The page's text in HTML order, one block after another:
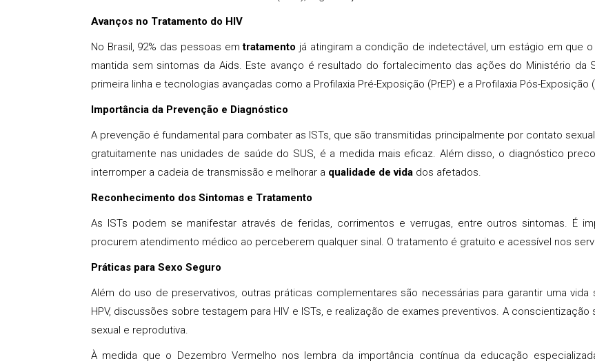
Avanços no Tratamento do HIV
No Brasil, 92% das pessoas emtratamento já atingiram a condição de indetectável, um estágio em que
mantida sem sintomas da Aids. Este avanço é resultado do fortalecimento das ações do Ministério da
primeira linha e tecnologias avançadas como a Profilaxia Pré-Exposição (PrEP) e a Profilaxia Pós-Exposição
Importância da Prevenção e Diagnóstico
A prevenção é fundamental para combater as ISTs, que são transmitidas principalmente por contato
gratuitamente nas unidades de saúde do SUS, é a medida mais eficaz. Além disso, o diagnóstico
interromper a cadeia de transmissão e melhorar a qualidade de vida dos afetados.
Reconhecimento dos Sintomas e Tratamento
As ISTs podem se manifestar através de feridas, corrimentos e verrugas, entre outros sintomas. É
procurem atendimento médico ao perceberem qualquer sinal. O tratamento é gratuito e acessível nos
Práticas para Sexo Seguro
Além do uso de preservativos, outras práticas complementares são necessárias para garantir uma
HPV, discussões sobre testagem para HIV e ISTs, e realização de exames preventivos. A
sexual e reprodutiva.
À medida que o Dezembro Vermelho nos lembra da importância contínua da educação